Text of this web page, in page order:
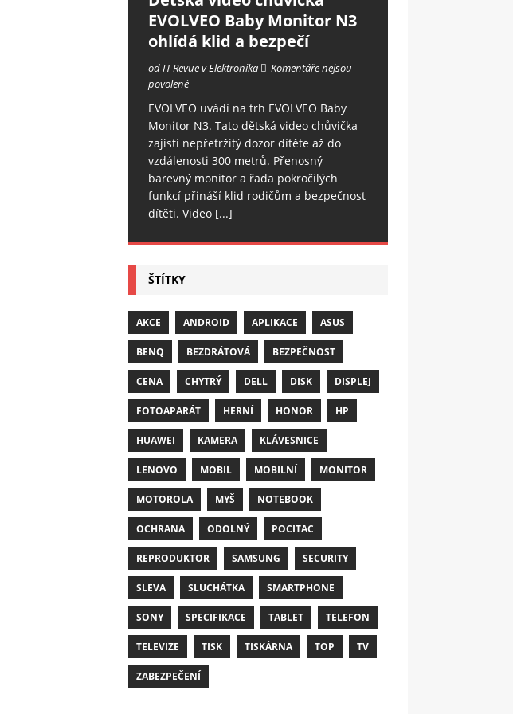
EVOLVEO Baby Monitor N3
ohlídá klid a bezpečí
od IT Revue v Elektronika
Komentáře nejsou
povolené
EVOLVEO uvádí na trh EVOLVEO Baby
Monitor N3. Tato dětská video chůvička
zajistí nepřetržitý dozor dítěte až do
vzdálenosti 300 metrů. Přenosný
barevný monitor a řada pokročilých
funkcí přináší klid rodičům a bezpečnost
dítěti. Video [...]
ŠTÍTKY
AKCE ANDROID APLIKACE ASUS
BENQ BEZDRÁTOVÁ BEZPEČNOST
CENA CHYTRÝ DELL DISK DISPLEJ
FOTOAPARÁT HERNÍ HONOR HP
HUAWEI KAMERA KLÁVESNICE
LENOVO MOBIL MOBILNÍ MONITOR
MOTOROLA MYŠ NOTEBOOK
OCHRANA ODOLNÝ POCITAC
REPRODUKTOR SAMSUNG SECURITY
SLEVA SLUCHÁTKA SMARTPHONE
SONY SPECIFIKACE TABLET TELEFON
TELEVIZE TISK TISKÁRNA TOP TV
ZABEZPEČENÍ